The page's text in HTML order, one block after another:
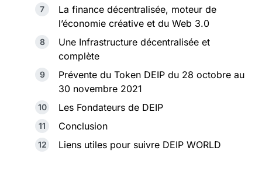
La finance décentralisée, moteur de
l’économie créative et du Web 3.0
Une Infrastructure décentralisée et
complète
Prévente du Token DEIP du 28 octobre au
30 novembre 2021
Les Fondateurs de DEIP
Conclusion
Liens utiles pour suivre DEIP WORLD